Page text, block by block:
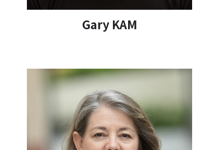
Gary KAM